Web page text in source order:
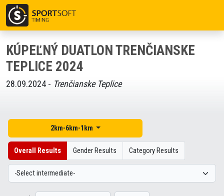
KÚPEĽNÝ DUATLON TRENČIANSKE
TEPLICE 2024
28.09.2024 - Trenčianske Teplice
2km-6km-1km
Overall Results Gender Results Category Results